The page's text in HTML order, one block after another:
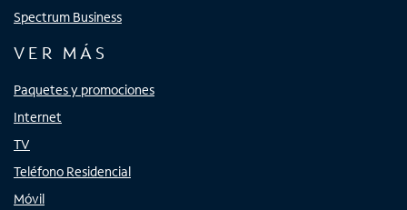
Spectrum Business
VER MÁS
Paquetes y promociones
Internet
TV
Teléfono Residencial
Móvil